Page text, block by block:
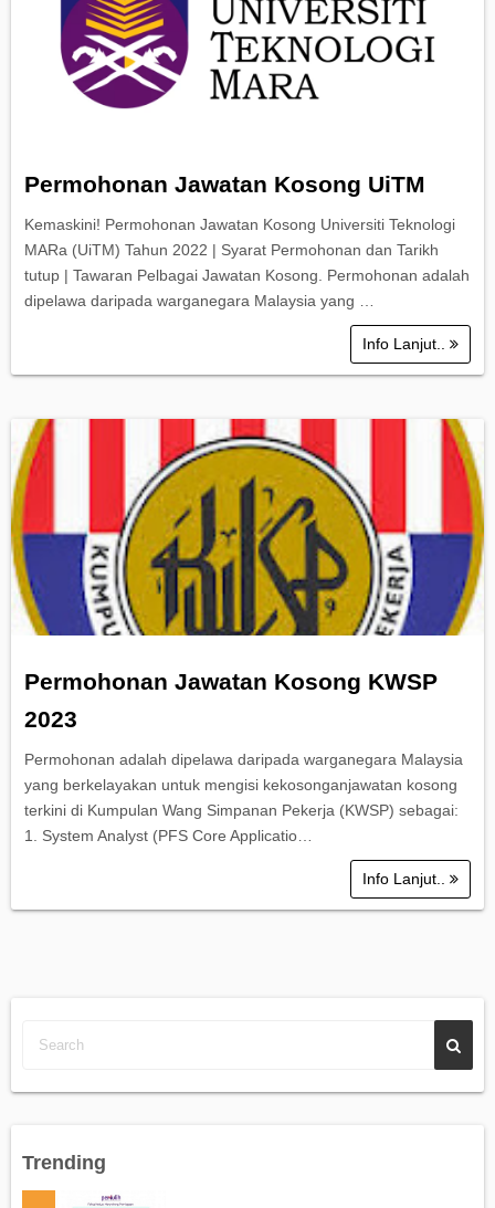
Permohonan Jawatan Kosong UiTM
Kemaskini! Permohonan Jawatan Kosong Universiti Teknologi
MARa (UiTM) Tahun 2022 | Syarat Permohonan dan Tarikh
tutup | Tawaran Pelbagai Jawatan Kosong. Permohonan adalah
dipelawa daripada warganegara Malaysia yang …
Info Lanjut..
Permohonan Jawatan Kosong KWSP
2023
Permohonan adalah dipelawa daripada warganegara Malaysia
yang berkelayakan untuk mengisi kekosonganjawatan kosong
terkini di Kumpulan Wang Simpanan Pekerja (KWSP) sebagai:
1. System Analyst (PFS Core Applicatio…
Info Lanjut..
Trending